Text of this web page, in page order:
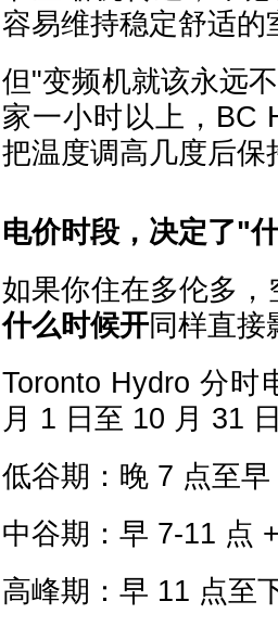
容易维持稳定舒适的
但"变频机就该永远
家一小时以上，BC
把温度调高几度后保
电价时段，决定了"
如果你住在多伦多
什么时候开同样直接
Toronto Hydro 分时
月 1 日至 10 月 31
低谷期：晚 7 点至
中谷期：早 7-11 点
高峰期：早 11 点至